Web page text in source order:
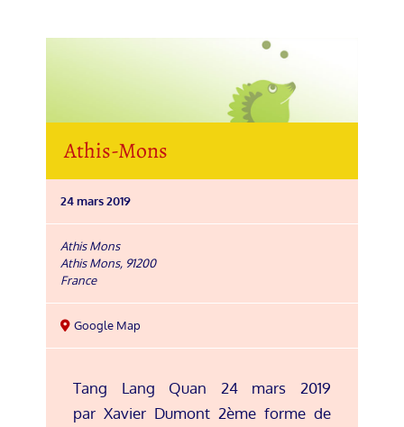
Athis-Mons
24 mars 2019
Athis Mons
Athis Mons, 91200
France
Google Map
Tang Lang Quan 24 mars 2019
par Xavier Dumont 2ème forme de